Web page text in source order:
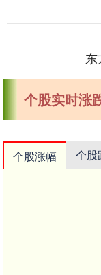
个股实时涨
个股涨幅 个股